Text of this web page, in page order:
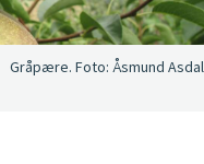
Gråpære. Foto: Åsmund Asdal